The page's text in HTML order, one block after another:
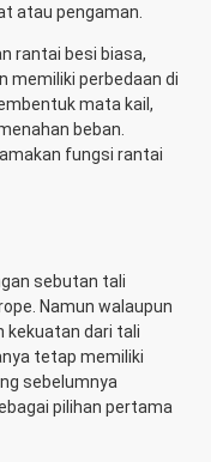
atau pengaman.
rantai besi biasa,
memiliki perbedaan di
mata kail,
beban.
fungsi rantai
sebutan tali
Namun walaupun
kekuatan dari tali
tetap memiliki
sebelumnya
pilihan pertama